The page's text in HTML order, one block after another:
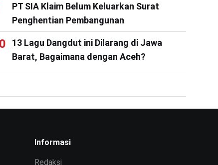
PT SIA Klaim Belum Keluarkan Surat
Penghentian Pembangunan
13 Lagu Dangdut ini Dilarang di Jawa
Barat, Bagaimana dengan Aceh?
Informasi
Redaksi